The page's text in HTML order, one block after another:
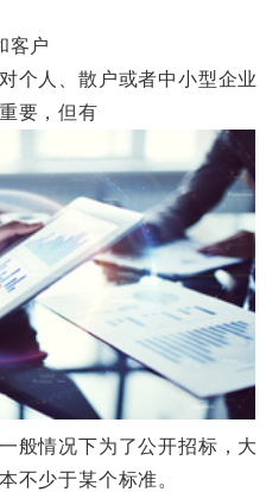
户
人、散户或者中小型企业
要，但有
般情况下为了公开招标，大
不少于某个标准。